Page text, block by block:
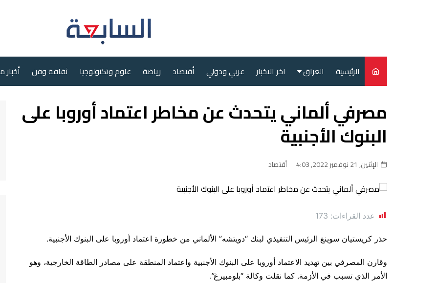
الرئيسية العراق
سياسة
محليات
اخر الاخبار عربي ودولي أقتصاد رياضة علوم وتكنولوجيا ثقافة وفن
مصرفي ألماني يتحدث عن مخاطر اعتماد أوروبا على
البنوك الأجنبية
الإثنين, 21 نوفمبر 2022, 4:03 أقتصاد
عدد القراءات: 173
حذر كريستيان سوينغ الرئيس التنفيذي لبنك “دويتشه” الألماني من خطورة اعتماد أوروبا على البنوك الأجنبية.
وقارن المصرفي بين تهديد الاعتماد أوروبا على البنوك الأجنبية واعتماد المنطقة على مصادر الطاقة الخارجية، وهو
الأمر الذي تسبب في الأزمة. كما نقلت وكالة “بلومبيرغ”.